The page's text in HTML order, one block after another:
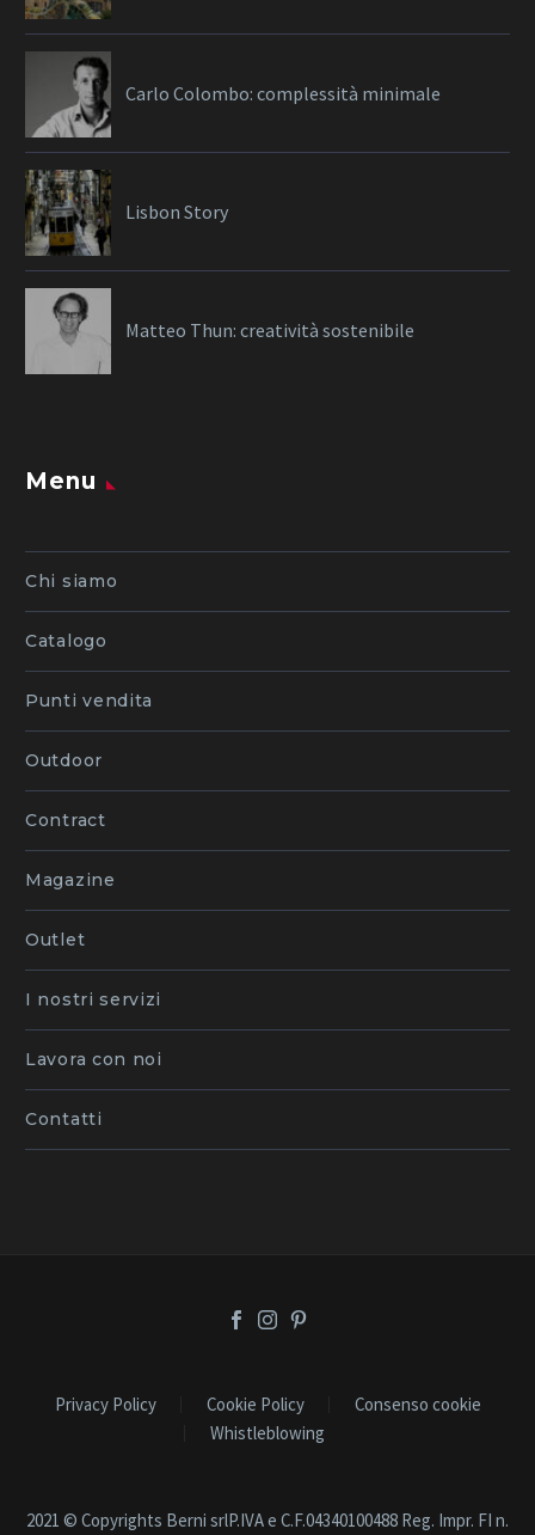
Carlo Colombo: complessità minimale
Lisbon Story
Matteo Thun: creatività sostenibile
Menu
Chi siamo
Catalogo
Punti vendita
Outdoor
Contract
Magazine
Outlet
I nostri servizi
Lavora con noi
Contatti
Privacy Policy Cookie Policy
Consenso cookie
Whistleblowing
2021 © Copyrights Berni srlP.IVA e C.F.04340100488 Reg. Impr. FI n.